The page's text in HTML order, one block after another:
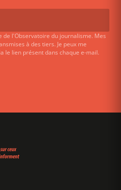
de l'Observatoire du journalisme. Mes
à des tiers. Je peux me
le lien présent dans chaque e-mail.